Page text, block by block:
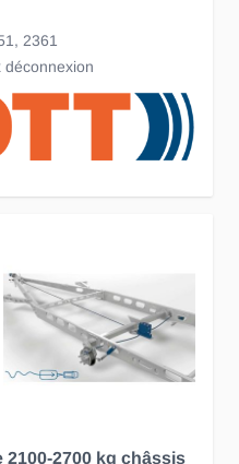
2361
déconnexion
2700 kg châssis